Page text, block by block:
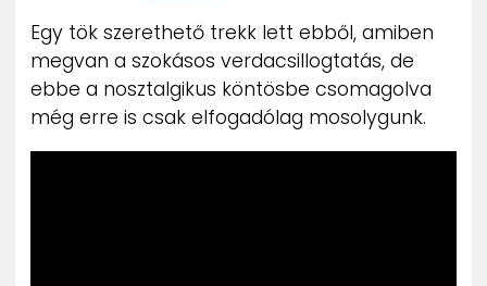
Egy tök szerethető trekk lett ebből, amiben
megvan a szokásos verdacsillogtatás, de
ebbe a nosztalgikus köntösbe csomagolva
még erre is csak elfogadólag mosolygunk.